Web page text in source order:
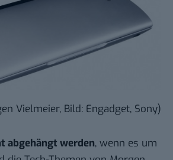
Vielmeier, Bild: Engadget, Sony)
abgehängt werden, wenn es um